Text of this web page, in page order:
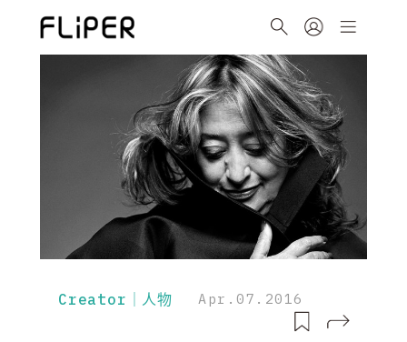
Creator｜人物 Apr.07.2016